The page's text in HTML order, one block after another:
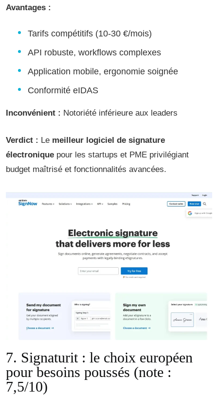
Avantages :
Tarifs compétitifs (10-30 €/mois)
API robuste, workflows complexes
Application mobile, ergonomie soignée
Conformité eIDAS
Inconvénient : Notoriété inférieure aux leaders
Verdict : Le meilleur logiciel de signature
électronique pour les startups et PME privilégiant
budget maîtrisé et fonctionnalités avancées.
7. Signaturit : le choix européen
pour besoins poussés (note :
7,5/10)